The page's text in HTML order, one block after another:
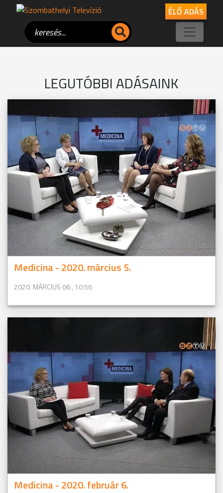
ÉLŐ ADÁS
LEGUTÓBBI ADÁSAINK
Medicina - 2020. március 5.
2020. MÁRCIUS 06., 10:56
Medicina - 2020. február 6.